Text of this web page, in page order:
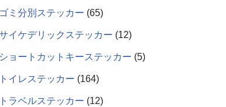
ゴミ分別ステッカー 65
イケデリックステッカー 12
ショートカットキーステッカー 5
トイレステッカー 164
トラベルステッカー 12